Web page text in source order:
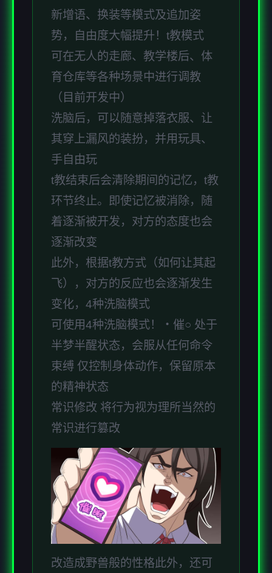
新增语、换装等模式及追加姿
势，自由度大幅提升！t教模式
可在无人的走廊、教学楼后、体
育仓库等各种场景中进行调教
（目前开发中）
洗脑后，可以随意掉落衣服、让
其穿上漏风的装扮，并用玩具、
手自由玩
t教结束后会清除期间的记忆，t教
环节终止。即使记忆被消除，随
着逐渐被开发，对方的态度也会
逐渐改变
此外，根据t教方式（如何让其起
飞），对方的反应也会逐渐发生
变化，4种洗脑模式
可使用4种洗脑模式！・催○ 处于
半梦半醒状态，会服从任何命令
束缚 仅控制身体动作，保留原本
的精神状态
常识修改 将行为视为理所当然的
常识进行篡改
改造成野兽般的性格此外，还可